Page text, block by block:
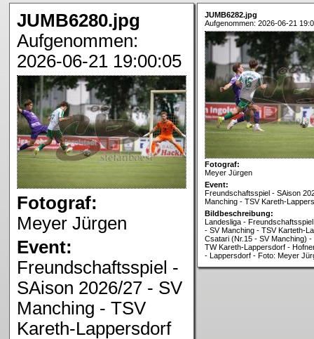
JUMB6280.jpg
Aufgenommen:
2026-06-21 19:00:05
Fotograf:
Meyer Jürgen
Event:
Freundschaftsspiel -
SAison 2026/27 - SV
Manching - TSV
Kareth-Lappersdorf
JUMB6282.jpg
Aufgenommen: 2026-06-21
Fotograf:
Meyer Jürgen
Event:
Freundschaftsspiel - SAison
Manching - TSV Kareth-
Bildbeschreibung:
Landesliga -
- SV Manching - TSV Karteth-
Csatari (Nr.15 - SV Manching) -
TW Kareth-Lappersdorf -
- Lappersdorf - Foto: Meyer